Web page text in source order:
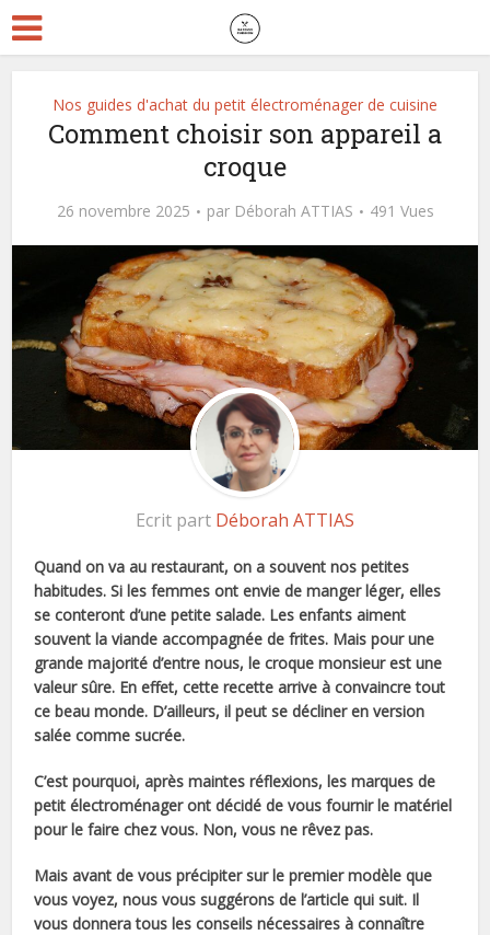
Nos guides d'achat du petit électroménager de cuisine
Comment choisir son appareil a
croque
26 novembre 2025 par Déborah ATTIAS 491 Vues
Ecrit part Déborah ATTIAS
Quand on va au restaurant, on a souvent nos petites
habitudes. Si les femmes ont envie de manger léger, elles
se conteront d’une petite salade. Les enfants aiment
souvent la viande accompagnée de frites. Mais pour une
grande majorité d’entre nous, le croque monsieur est une
valeur sûre. En effet, cette recette arrive à convaincre tout
ce beau monde. D’ailleurs, il peut se décliner en version
salée comme sucrée.
C’est pourquoi, après maintes réflexions, les marques de
petit électroménager ont décidé de vous fournir le matériel
pour le faire chez vous. Non, vous ne rêvez pas.
Mais avant de vous précipiter sur le premier modèle que
vous voyez, nous vous suggérons de l’article qui suit. Il
vous donnera tous les conseils nécessaires à connaître